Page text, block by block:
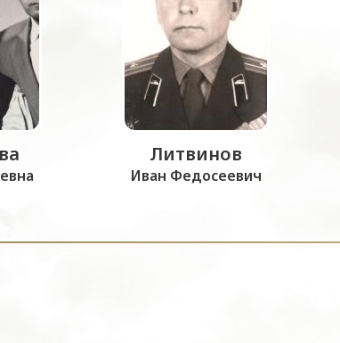
Литвинов
Иван Федосеевич